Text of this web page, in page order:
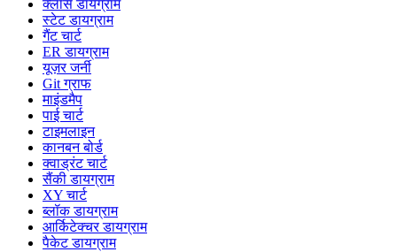
क्लास डायग्राम
स्टेट डायग्राम
गैंट चार्ट
ER डायग्राम
यूज़र जर्नी
Git ग्राफ
माइंडमैप
पाई चार्ट
टाइमलाइन
कानबन बोर्ड
क्वाड्रंट चार्ट
सैंकी डायग्राम
XY चार्ट
ब्लॉक डायग्राम
आर्किटेक्चर डायग्राम
पैकेट डायग्राम